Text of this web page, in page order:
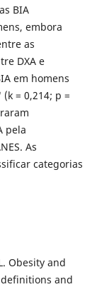
BIA
embora
as
DXA e
em homens
= 0,214; p =
pela
As
categorias
Obesity and
and